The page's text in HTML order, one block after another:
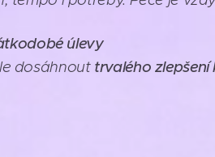
úlevy
dosáhnout trvalého